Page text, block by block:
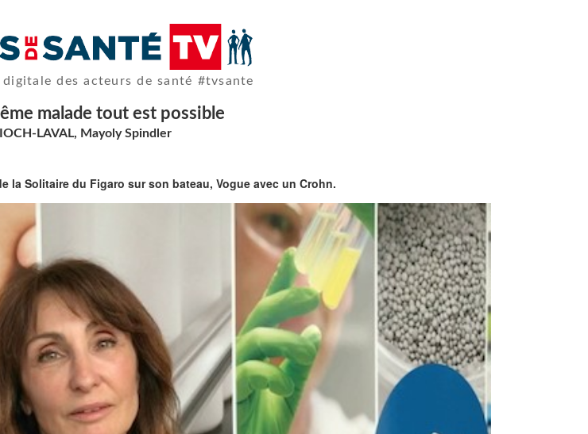
digitale des acteurs de santé #tvsante
malade tout est possible
LAVAL, Mayoly Spindler
la Solitaire du Figaro sur son bateau, Vogue avec un Crohn.